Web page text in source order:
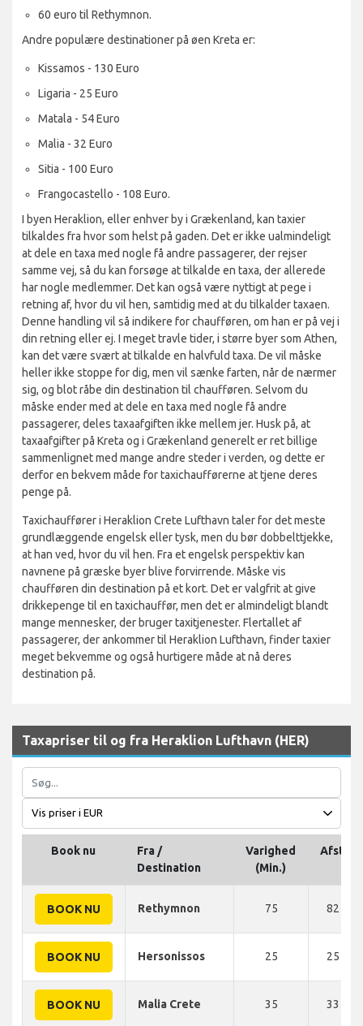
60 euro til Rethymnon.
Andre populære destinationer på øen Kreta er:
Kissamos - 130 Euro
Ligaria - 25 Euro
Matala - 54 Euro
Malia - 32 Euro
Sitia - 100 Euro
Frangocastello - 108 Euro.
I byen Heraklion, eller enhver by i Grækenland, kan taxier
tilkaldes fra hvor som helst på gaden. Det er ikke ualmindeligt
at dele en taxa med nogle få andre passagerer, der rejser
samme vej, så du kan forsøge at tilkalde en taxa, der allerede
har nogle medlemmer. Det kan også være nyttigt at pege i
retning af, hvor du vil hen, samtidig med at du tilkalder taxaen.
Denne handling vil så indikere for chaufføren, om han er på vej i
din retning eller ej. I meget travle tider, i større byer som Athen,
kan det være svært at tilkalde en halvfuld taxa. De vil måske
heller ikke stoppe for dig, men vil sænke farten, når de nærmer
sig, og blot råbe din destination til chaufføren. Selvom du
måske ender med at dele en taxa med nogle få andre
passagerer, deles taxaafgiften ikke mellem jer. Husk på, at
taxaafgifter på Kreta og i Grækenland generelt er ret billige
sammenlignet med mange andre steder i verden, og dette er
derfor en bekvem måde for taxichaufførerne at tjene deres
penge på.
Taxichauffører i Heraklion Crete Lufthavn taler for det meste
grundlæggende engelsk eller tysk, men du bør dobbelttjekke,
at han ved, hvor du vil hen. Fra et engelsk perspektiv kan
navnene på græske byer blive forvirrende. Måske vis
chaufføren din destination på et kort. Det er valgfrit at give
drikkepenge til en taxichauffør, men det er almindeligt blandt
mange mennesker, der bruger taxitjenester. Flertallet af
passagerer, der ankommer til Heraklion Lufthavn, finder taxier
meget bekvemme og også hurtigere måde at nå deres
destination på.
Taxapriser til og fra Heraklion Lufthavn (HER)
Book nu
Fra /
Destination
Varighed
(Min.)
Afstand
BOOK NU Rethymnon 75 82 KM
BOOK NU Hersonissos 25 25 KM
BOOK NU Malia Crete 35 33 KM